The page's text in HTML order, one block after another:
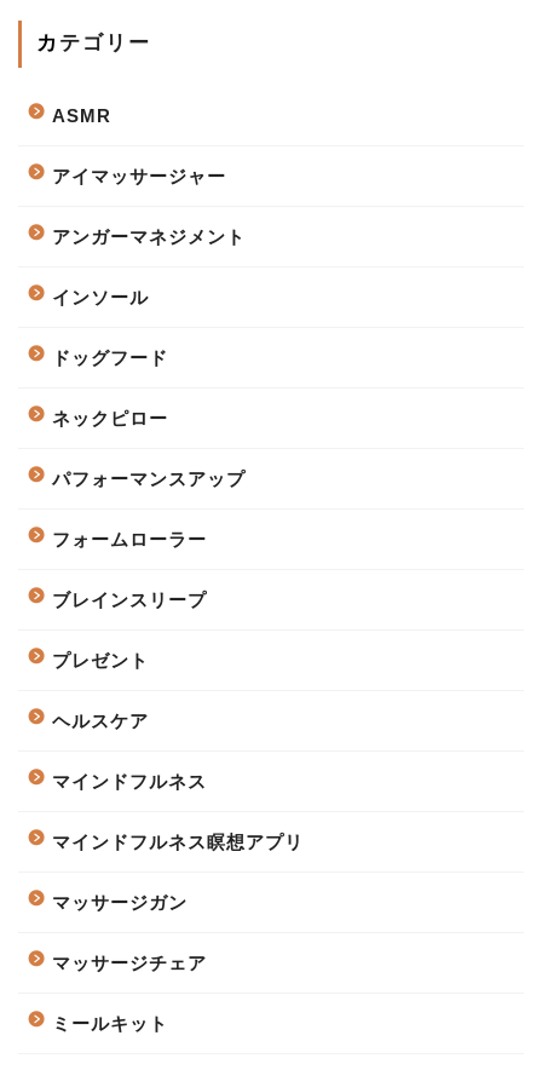
カテゴリー
ASMR
アイマッサージャー
アンガーマネジメント
インソール
ドッグフード
ネックピロー
パフォーマンスアップ
フォームローラー
ブレインスリープ
プレゼント
ヘルスケア
マインドフルネス
マインドフルネス瞑想アプリ
マッサージガン
マッサージチェア
ミールキット